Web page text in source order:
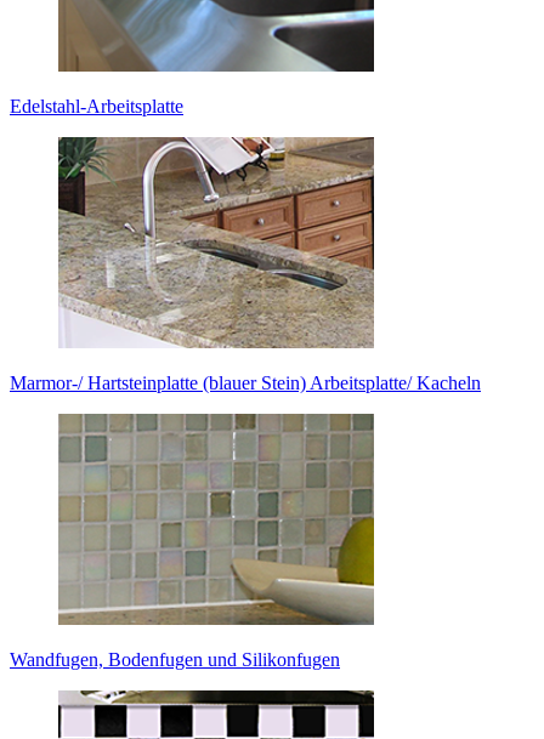
Edelstahl-Arbeitsplatte
Marmor-/ Hartsteinplatte (blauer Stein) Arbeitsplatte/ Kacheln
Wandfugen, Bodenfugen und Silikonfugen